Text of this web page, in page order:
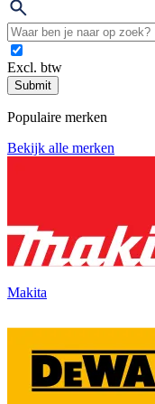
Excl. btw
Submit
Populaire merken
Bekijk alle merken
Makita